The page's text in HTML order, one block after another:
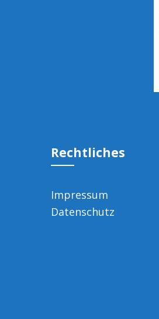
Rechtliches
Impressum
Datenschutz